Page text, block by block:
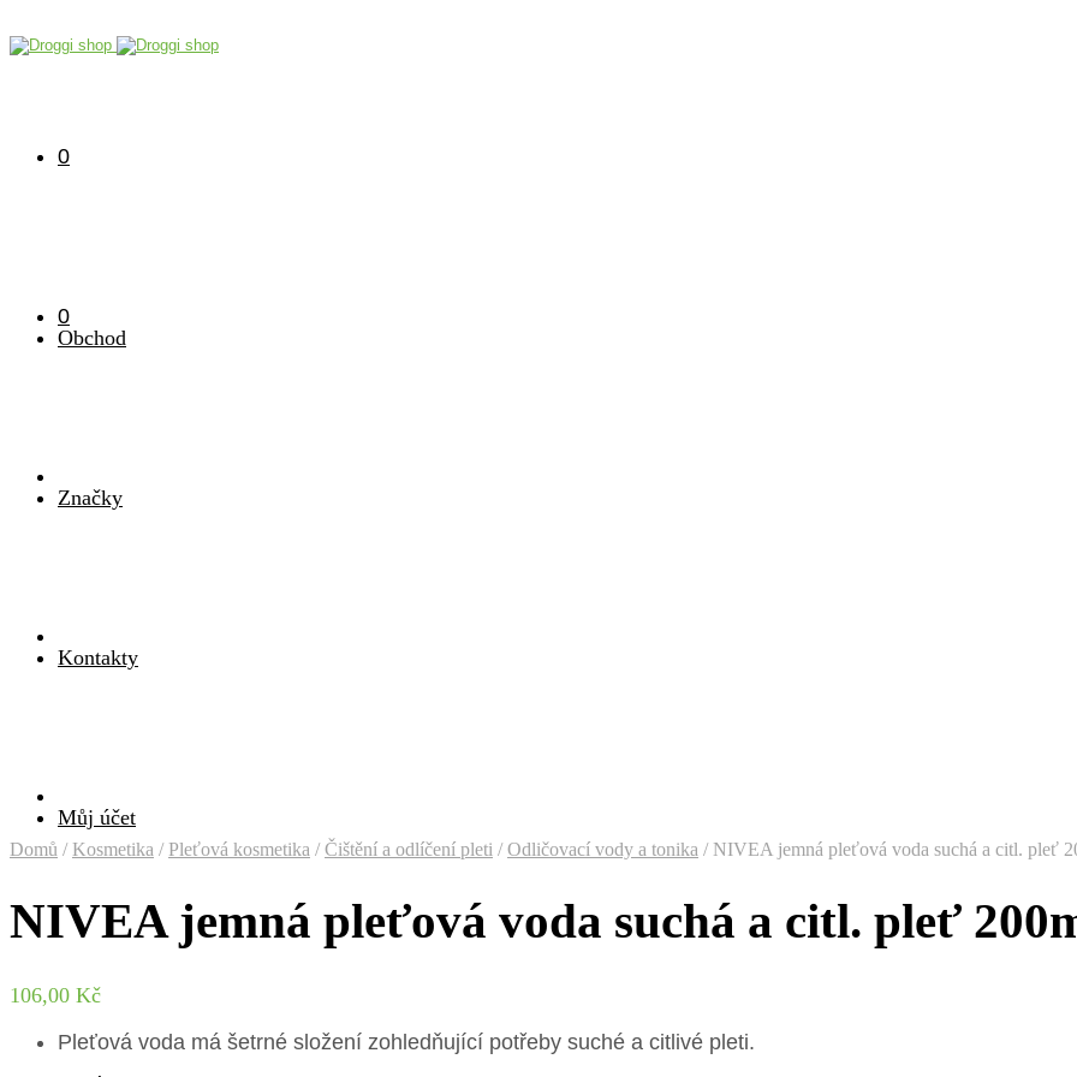
0
0
Obchod
Značky
Kontakty
Můj účet
Domů / Kosmetika / Pleťová kosmetika / Čištění a odlíčení pleti / Odličovací vody a tonika /NIVEA jemná pleťová voda suchá a citl. pleť
NIVEA jemná pleťová voda suchá a citl. pleť
106,00 Kč
Pleťová voda má šetrné složení zohledňující potřeby suché a citlivé pleti.